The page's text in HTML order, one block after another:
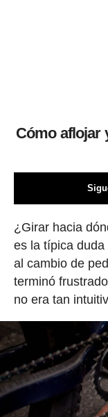
Cómo aflojar
¿Girar hacia
es la típica
al cambio de
terminó
no era tan